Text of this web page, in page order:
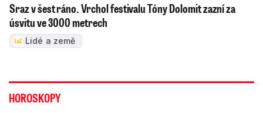
Sraz v šest ráno. Vrchol festivalu Tóny Dolomit zazní za
úsvitu ve 3000 metrech
Lidé a země
HOROSKOPY